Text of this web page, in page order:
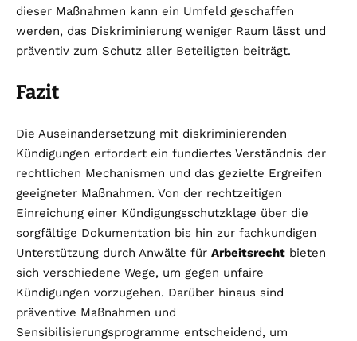
dieser Maßnahmen kann ein Umfeld geschaffen
werden, das Diskriminierung weniger Raum lässt und
präventiv zum Schutz aller Beteiligten beiträgt.
Fazit
Die Auseinandersetzung mit diskriminierenden
Kündigungen erfordert ein fundiertes Verständnis der
rechtlichen Mechanismen und das gezielte Ergreifen
geeigneter Maßnahmen. Von der rechtzeitigen
Einreichung einer Kündigungsschutzklage über die
sorgfältige Dokumentation bis hin zur fachkundigen
Unterstützung durch Anwälte für Arbeitsrecht bieten
sich verschiedene Wege, um gegen unfaire
Kündigungen vorzugehen. Darüber hinaus sind
präventive Maßnahmen und
Sensibilisierungsprogramme entscheidend, um